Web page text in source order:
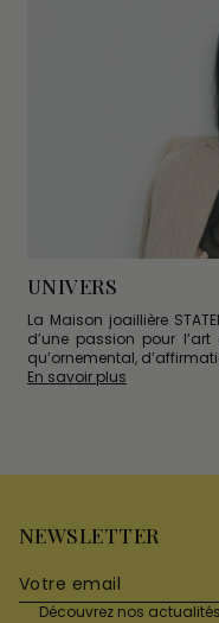
UNIVERS
La Maison joaillière
d’une passion pour
qu’ornemental,
En savoir plus
NEWSLETTER
Découvrez nos